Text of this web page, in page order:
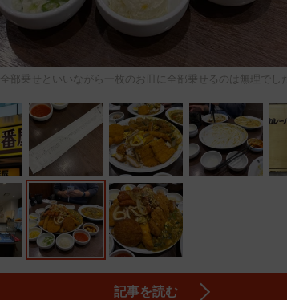
全部乗せといいながら一枚のお皿に全部乗せるのは無理でした
記事を読む